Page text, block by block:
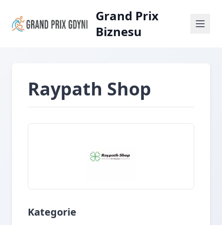
Grand Prix
Biznesu
Raypath Shop
Kategorie